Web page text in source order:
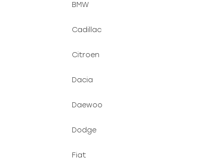
BMW
Cadillac
Citroen
Dacia
Daewoo
Dodge
Fiat